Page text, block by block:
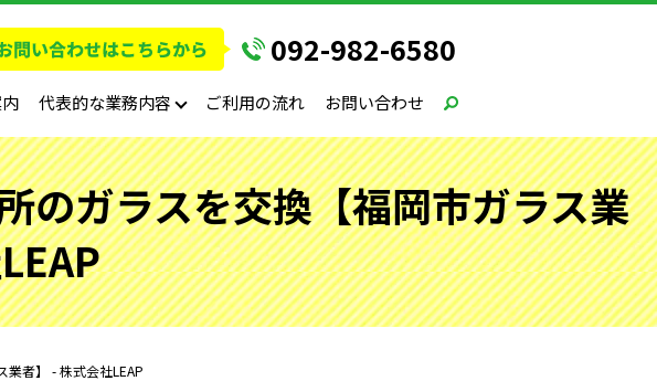
092-982-6580
代表的な業務内容 ご利用の流れ お問い合わせ
のガラスを交換【福岡市ガラス業
業者】 - 株式会社LEAP